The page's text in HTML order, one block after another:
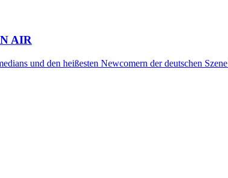
AIR
und den heißesten Newcomern der deutschen Szene